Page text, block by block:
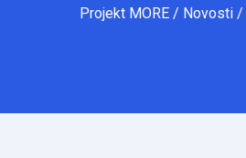
Projekt MORE / Novosti /